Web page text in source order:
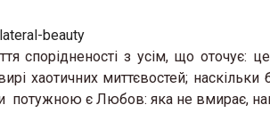
спорідненості з усім, що оточує:
хаотичних миттєвостей;
потужною є Любов: яка не вмирає,